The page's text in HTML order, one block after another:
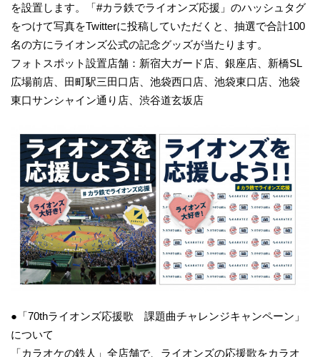
を設置します。「#カラ鉄でライオンズ応援」のハッシュタグ
をつけて写真をTwitterに投稿していただくと、抽選で合計100
名の方にライオンズ公式の記念グッズが当たります。
フォトスポット設置店舗：新宿大ガード店、銀座店、新橋SL
広場前店、田町駅三田口店、池袋西口店、池袋東口店、池袋
東口サンシャイン通り店、渋谷道玄坂店
●「70thライオンズ応援歌 課題曲チャレンジキャンペーン」
について
「カラオケの鉄人」全店舗で、ライオンズの応援歌をカラオ